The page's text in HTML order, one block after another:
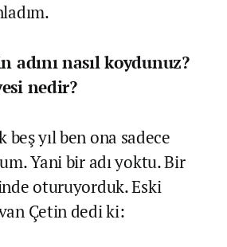
adını nasıl koydunuz?
nedir?
beş yıl ben ona sadece
Yani bir adı yoktu. Bir
oturuyorduk. Eski
Çetin dedi ki: